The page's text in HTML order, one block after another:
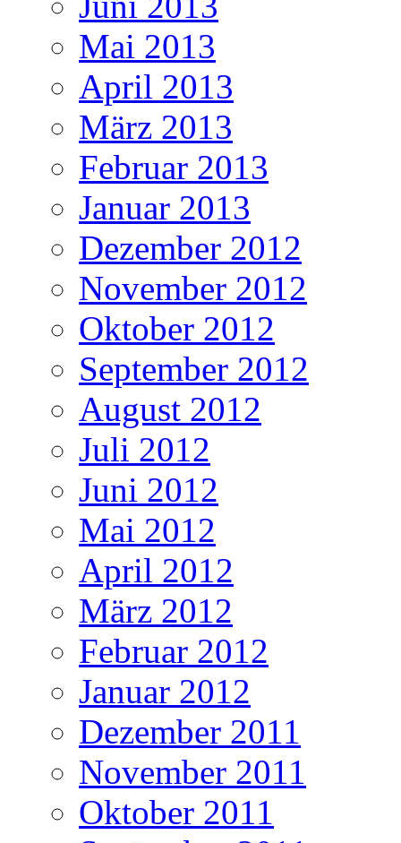
Mai 2013
April 2013
März 2013
Februar 2013
Januar 2013
Dezember 2012
November 2012
Oktober 2012
September 2012
August 2012
Juli 2012
Juni 2012
Mai 2012
April 2012
März 2012
Februar 2012
Januar 2012
Dezember 2011
November 2011
Oktober 2011